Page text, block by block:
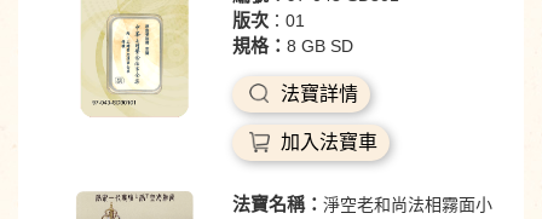
版次：01
規格： 8 GB SD
法寶詳情
加入法寶車
法寶名稱： 淨空老和尚法相霧面小